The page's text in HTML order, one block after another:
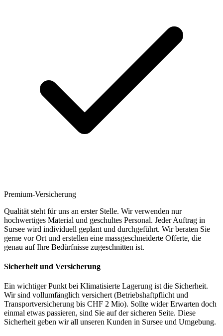
Premium-Versicherung
Qualität steht für uns an erster Stelle. Wir verwenden nur
hochwertiges Material und geschultes Personal. Jeder Auftrag in
Sursee wird individuell geplant und durchgeführt. Wir beraten Sie
gerne vor Ort und erstellen eine massgeschneiderte Offerte, die
genau auf Ihre Bedürfnisse zugeschnitten ist.
Sicherheit und Versicherung
Ein wichtiger Punkt bei Klimatisierte Lagerung ist die Sicherheit.
Wir sind vollumfänglich versichert (Betriebshaftpflicht und
Transportversicherung bis CHF 2 Mio). Sollte wider Erwarten doch
einmal etwas passieren, sind Sie auf der sicheren Seite. Diese
Sicherheit geben wir all unseren Kunden in Sursee und Umgebung.